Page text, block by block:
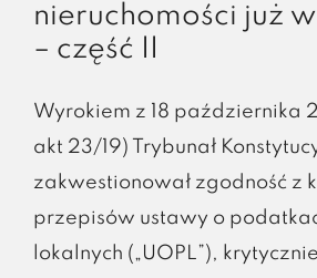
nieruchomości już
– część II
Wyrokiem z 18 października
akt 23/19) Trybunał
zakwestionował zgodność z
przepisów ustawy o
lokalnych („UOPL”),